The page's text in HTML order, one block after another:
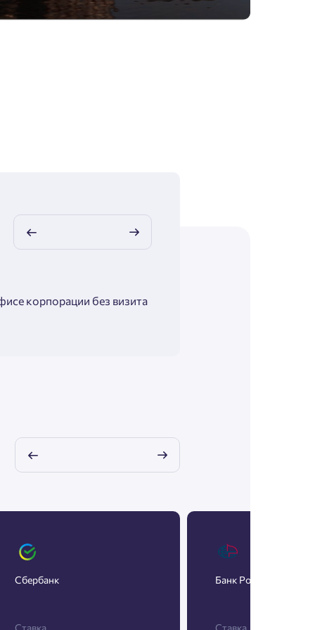
корпорации без визита
Сбербанк
Ставка
Банк Россия
Ставка